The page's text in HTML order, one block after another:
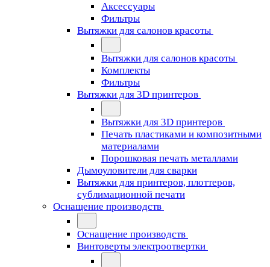
Аксессуары
Фильтры
Вытяжки для салонов красоты
Вытяжки для салонов красоты
Комплекты
Фильтры
Вытяжки для 3D принтеров
Вытяжки для 3D принтеров
Печать пластиками и композитными
материалами
Порошковая печать металлами
Дымоуловители для сварки
Вытяжки для принтеров, плоттеров,
сублимационной печати
Оснащение производств
Оснащение производств
Винтоверты электроотвертки